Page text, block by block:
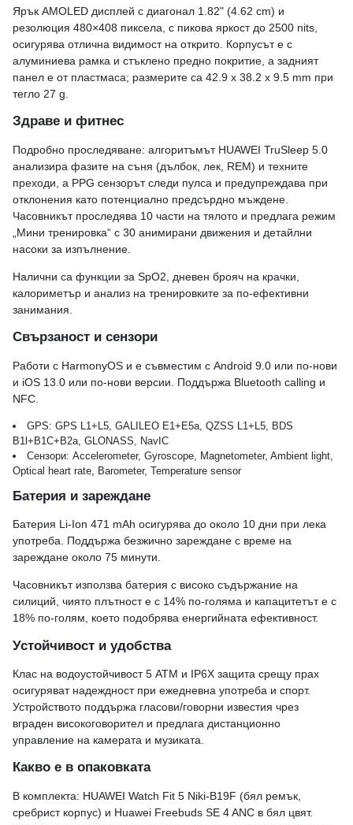
Ярък AMOLED дисплей с диагонал 1.82" (4.62 cm) и
резолюция 480×408 пиксела, с пикова яркост до 2500 nits,
осигурява отлична видимост на открито. Корпусът е с
алуминиева рамка и стъклено предно покритие, а задният
панел е от пластмаса; размерите са 42.9 x 38.2 x 9.5 mm при
тегло 27 g.
Здраве и фитнес
Подробно проследяване: алгоритъмът HUAWEI TruSleep 5.0
анализира фазите на съня (дълбок, лек, REM) и техните
преходи, а PPG сензорът следи пулса и предупреждава при
отклонения като потенциално предсърдно мъждене.
Часовникът проследява 10 части на тялото и предлага режим
„Мини тренировка“ с 30 анимирани движения и детайлни
насоки за изпълнение.
Налични са функции за SpO2, дневен брояч на крачки,
калориметър и анализ на тренировките за по-ефективни
занимания.
Свързаност и сензори
Работи с HarmonyOS и е съвместим с Android 9.0 или по-нови
и iOS 13.0 или по-нови версии. Поддържа Bluetooth calling и
NFC.
GPS: GPS L1+L5, GALILEO E1+E5a, QZSS L1+L5, BDS
B1l+B1C+B2a, GLONASS, NavIC
Сензори: Accelerometer, Gyroscope, Magnetometer, Ambient light,
Optical heart rate, Barometer, Temperature sensor
Батерия и зареждане
Батерия Li-Ion 471 mAh осигурява до около 10 дни при лека
употреба. Поддържа безжично зареждане с време на
зареждане около 75 минути.
Часовникът използва батерия с високо съдържание на
силиций, чиято плътност е с 14% по-голяма и капацитетът е с
18% по-голям, което подобрява енергийната ефективност.
Устойчивост и удобства
Клас на водоустойчивост 5 ATM и IP6X защита срещу прах
осигуряват надеждност при ежедневна употреба и спорт.
Устройството поддържа гласови/говорни известия чрез
вграден високоговорител и предлага дистанционно
управление на камерата и музиката.
Какво е в опаковката
В комплекта: HUAWEI Watch Fit 5 Niki-B19F (бял ремък,
сребрист корпус) и Huawei Freebuds SE 4 ANC в бял цвят.